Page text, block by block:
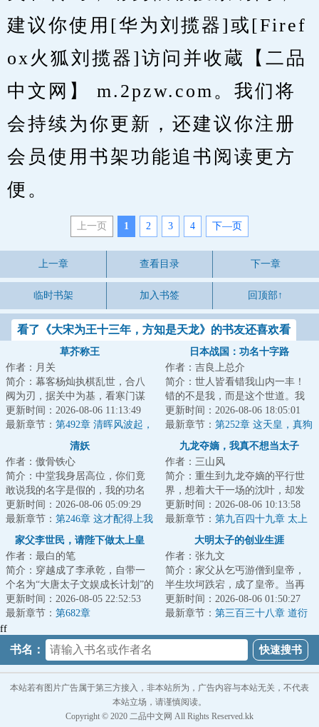
建议你使用[华为刘揽器]或[Firef
ox火狐刘揽器]访问并收蔵【二品
中文网】 m.2pzw.com。我们将
会持续为你更新，还建议你注册
会员使用书架功能追书阅读更方
便。
上一页 1 2 3 4 下—页
上一章 查看目录 下一章
临时书架 加入书签 回顶部↑
看了《大宋为王十三年，方知是天龙》的书友还喜欢看
草芥称王
作者：月关
简介：幕客杨灿执棋乱世，合八
阀为刃，据关中为基，看寒门谋
士以权谋为笔、铁血为墨，问鼎
天下！...
更新时间：2026-08-06 11:13:49
最新章节： 第492章 清晖风波起，
日本战国：功名十字路
作者：吉良上总介
简介：世人皆看错我山内一丰！
错的不是我，而是这个世道。我
山内一丰能有什么小心思呢，我
只是太想进步了...
更新时间：2026-08-06 18:05:01
最新章节： 第252章 这天皇，真狗
都不当吧？
清妖
作者：傲骨铁心
简介：中堂我身居高位，你们竟
敢说我的名字是假的，我的功名
是假的，我为官这么多年的经历
是假的，我为大...
更新时间：2026-08-06 05:09:29
最新章节： 第246章 这才配得上我
身份
九龙夺嫡，我真不想当太子
作者：三山风
简介：重生到九龙夺嫡的平行世
界，想着大干一场的沈叶，却发
现自己竟然成了被群起而攻之的
太子。知道太子...
更新时间：2026-08-06 10:13:58
最新章节： 第九百四十九章 太上
皇有复辟之心
家父李世民，请陛下做太上皇
作者：最白的笔
简介：穿越成了李承乾，自带一
个名为“大唐太子文娱成长计划”的
战略型模拟器，可以按照所处的
环境进行模...
更新时间：2026-08-05 22:52:53
最新章节： 第682章
大明太子的创业生涯
作者：张九文
简介：家父从乞丐游僧到皇帝，
半生坎坷跌宕，成了皇帝。当再
一次回忆起创业时期，朱标总会
想起，那时的父...
更新时间：2026-08-06 01:50:27
最新章节： 第三百三十八章 道衍
ff
书名：
本站若有图片广告属于第三方接入，非本站所为，广告内容与本站无关，不代表
本站立场，请谨慎阅读。
Copyright © 2020 二品中文网 All Rights Reserved.kk